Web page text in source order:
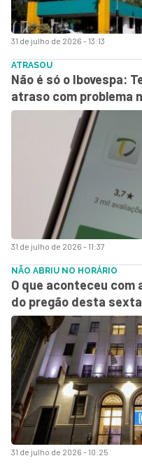
31 de julho de 2026 - 13:13
31 de julho de 2026 - 11:37
ATRASOU
Não é só o Ibovespa:
atraso com problema
31 de julho de 2026 - 10:25
NÃO ABRIU NO HORÁRIO
O que aconteceu com
do pregão desta